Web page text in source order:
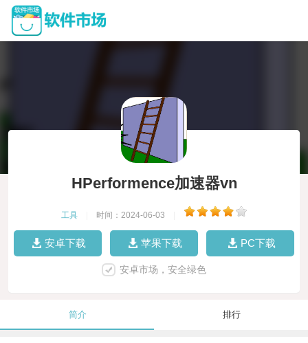
HPerformence加速器vn
工具 时间：2024-06-03
安卓下载 苹果下载 PC下载
安卓市场，安全绿色
简介 排行